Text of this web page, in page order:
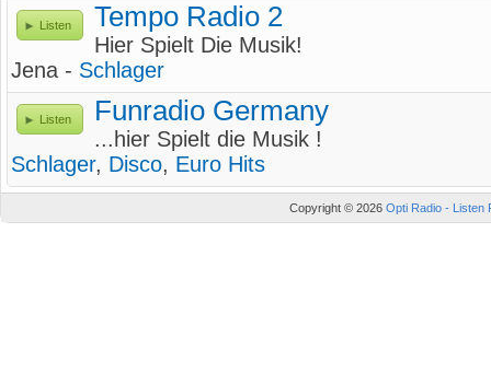
Listen Tempo Radio 2
Hier Spielt Die Musik!
Jena - Schlager
Listen Funradio Germany
...hier Spielt die Musik !
Schlager, Disco, Euro Hits
Copyright © 2026 Opti Radio - Listen